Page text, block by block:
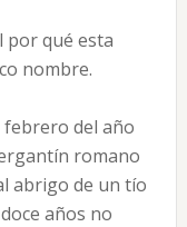
por qué esta
nombre.
febrero del año
romano
abrigo de un tío
años no